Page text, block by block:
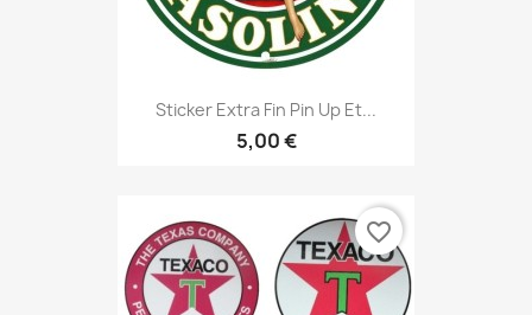
Sticker Extra Fin Pin Up Et...
5,00 €
favorite_border